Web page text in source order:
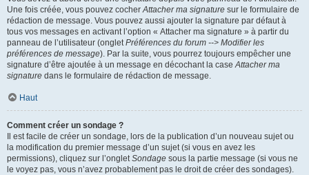
Une fois créée, vous pouvez cocherAttacher ma signature sur le formulaire de
rédaction de message. Vous pouvez aussi ajouter la signature par défaut à
tous vos messages en activant l’option « Attacher ma signature » à partir du
panneau de l’utilisateur (ongletPréférences du forum --> Modifier les
préférences de message). Par la suite, vous pourrez toujours empêcher une
signature d’être ajoutée à un message en décochant la caseAttacher ma
signature dans le formulaire de rédaction de message.
Haut
Comment créer un sondage ?
Il est facile de créer un sondage, lors de la publication d’un nouveau sujet ou
la modification du premier message d’un sujet (si vous en avez les
permissions), cliquez sur l’ongletSondage sous la partie message (si vous ne
le voyez pas, vous n’avez probablement pas le droit de créer des sondages).